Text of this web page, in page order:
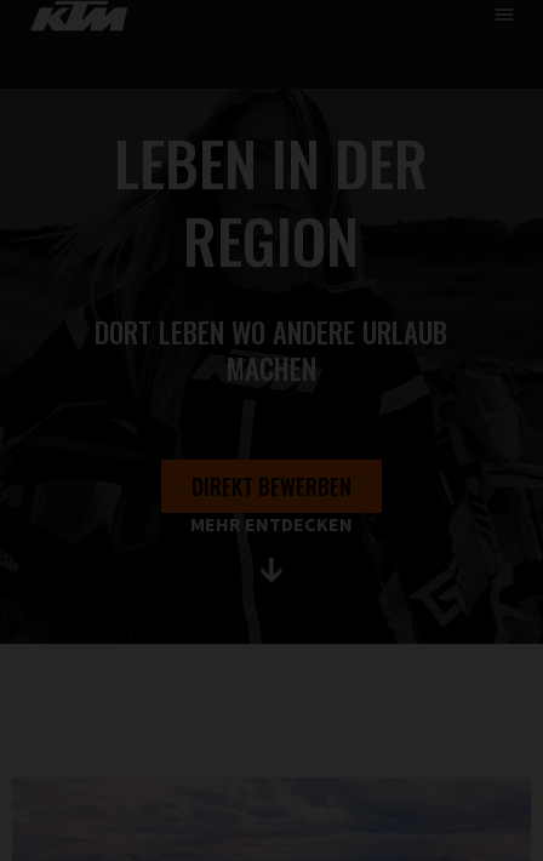
SCHÜLER & STUDENTEN
LEBEN IN DER
REGION
DORT LEBEN WO ANDERE URLAUB
MACHEN
DIREKT BEWERBEN
MEHR ENTDECKEN